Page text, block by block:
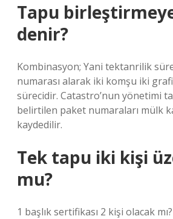
Tapu
denir?
Kombinasyon; Yani tektanrilik
numarası alarak iki komşu iki
sürecidir. Catastro’nun yönetimi
belirtilen paket numaraları mülk
kaydedilir.
Tek tapu iki kişi
mu?
1 başlık sertifikası 2 kişi olacak